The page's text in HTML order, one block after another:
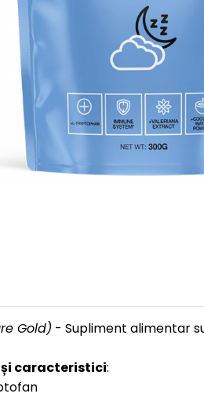
Gold) - Supliment alimentar
și caracteristici: